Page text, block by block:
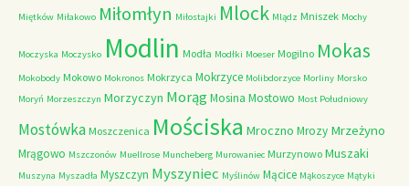
Miętków Miłakowo Miłomłyn Miłostajki Mlock Mlądz Mniszek Mochy
Moczyska Moczysko Modlin Modła Modłki Moeser Mogilno Mokas
Mokobody Mokowo Mokronos Mokrzyca Mokrzyce Molibdorzyce Morliny Morsko
Moryń Morzeszczyn Morzyczyn MorągMosina Mostowo Most Południowy
Mostówka Moszczenica Mościska Mroczno Mrozy Mrzeżyno
Mrągowo Mszczonów Muellrose Muncheberg Murowaniec Murzynowo Muszaki
Muszyna Myszadła Myszczyn Myszyniec Myślinów Mącice Mąkoszyce Mątyki